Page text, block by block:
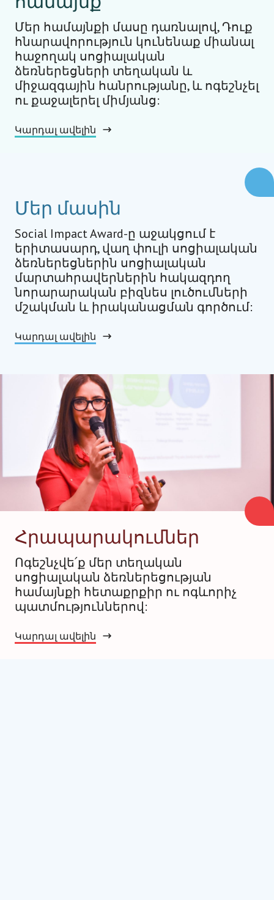
Մեր համայնքի մասը դառնալով, Դուք
հնարավորություն կունենաք միանալ
հաջողակ սոցիալական
ձեռներեցների տեղական և
միջազգային հանրությանը, և ոգեշնչել
ու քաջալերել միմյանց:
Կարդալ ավելին
Մեր մասին
Social Impact Award-ը աջակցում է
երիտասարդ, վաղ փուլի սոցիալական
ձեռներեցներին սոցիալական
մարտահրավերներին հակազդող
նորարարական բիզնես լուծումների
մշակման և իրականացման գործում:
Կարդալ ավելին
Հրապարակումներ
Ոգեշնչվե՛ք մեր տեղական
սոցիալական ձեռներեցության
համայնքի հետաքրքիր ու ոգևորիչ
պատմություններով:
Կարդալ ավելին